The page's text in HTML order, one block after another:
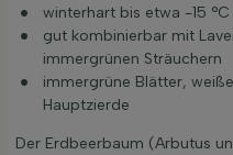
winterhart bis etwa -15
gut kombinierbar mit
immergrünen Sträuchern
immergrüne Blätter,
Hauptzierde
Der Erdbeerbaum (Arbutus